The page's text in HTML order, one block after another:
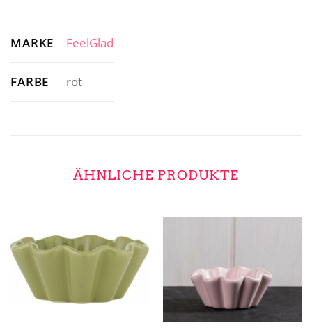
MARKE FeelGlad
FARBE rot
ÄHNLICHE PRODUKTE